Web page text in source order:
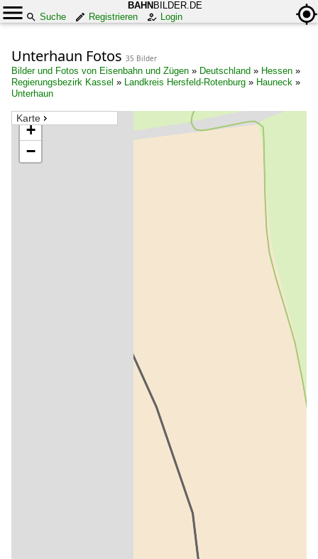
BAHN BILDER.DE
Suche
Registrieren Login
Unterhaun Fotos 35 Bilder
Bilder und Fotos von Eisenbahn und Zügen » Deutschland » Hessen »
Regierungsbezirk Kassel » Landkreis Hersfeld-Rotenburg » Hauneck »
Unterhaun
Karte
+
−